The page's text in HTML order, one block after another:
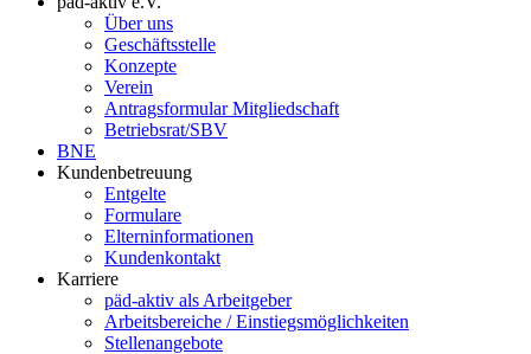
Über uns
Geschäftsstelle
Konzepte
Verein
Antragsformular Mitgliedschaft
Betriebsrat/SBV
BNE
Kundenbetreuung
Entgelte
Formulare
Elterninformationen
Kundenkontakt
Karriere
päd-aktiv als Arbeitgeber
Arbeitsbereiche / Einstiegsmöglichkeiten
Stellenangebote